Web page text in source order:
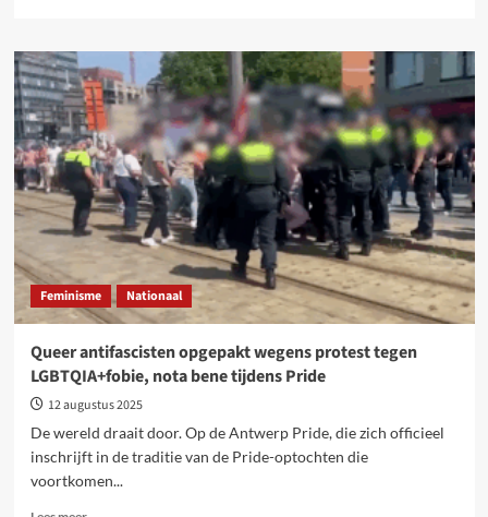
Antiracisme
is
antikapitalisme.
Racisme
zit
in
het
DNA
van
het
systeem
Feminisme Nationaal
Queer antifascisten opgepakt wegens protest tegen
LGBTQIA+fobie, nota bene tijdens Pride
12 augustus 2025
De wereld draait door. Op de Antwerp Pride, die zich officieel
inschrijft in de traditie van de Pride-optochten die
voortkomen...
Lees